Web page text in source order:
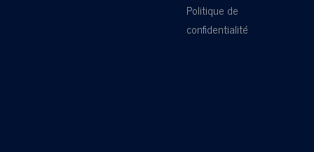
Politique de
confidentialité